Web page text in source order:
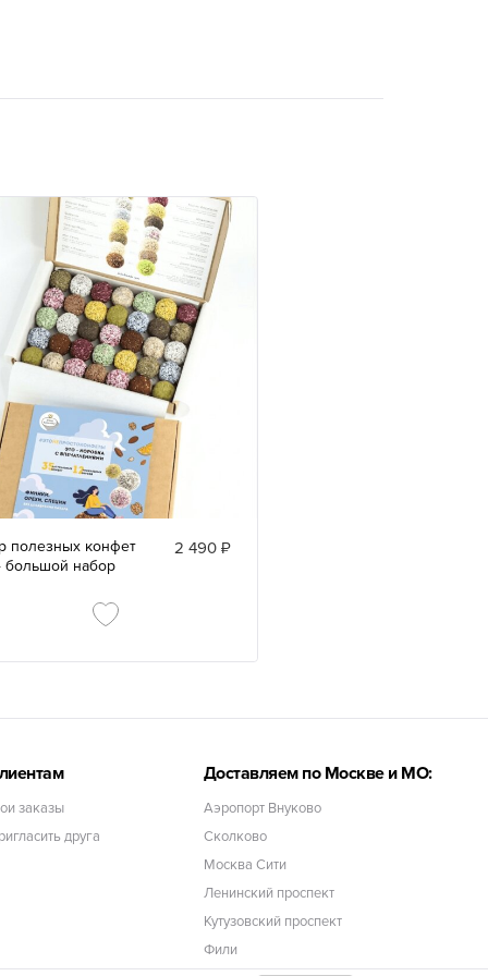
полезных конфет
большой набор
2 490 ₽
заказы
друга
Доставляем по Москве и МО:
Аэропорт Внуково
Сколково
Москва Сити
Ленинский проспект
Кутузовский проспект
Фили